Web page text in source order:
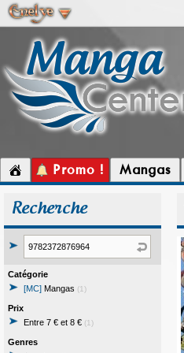
Promo ! Mangas
Recherche
Catégorie
[MC] Mangas (1)
Prix
Entre 7 € et 8 € (1)
Genres